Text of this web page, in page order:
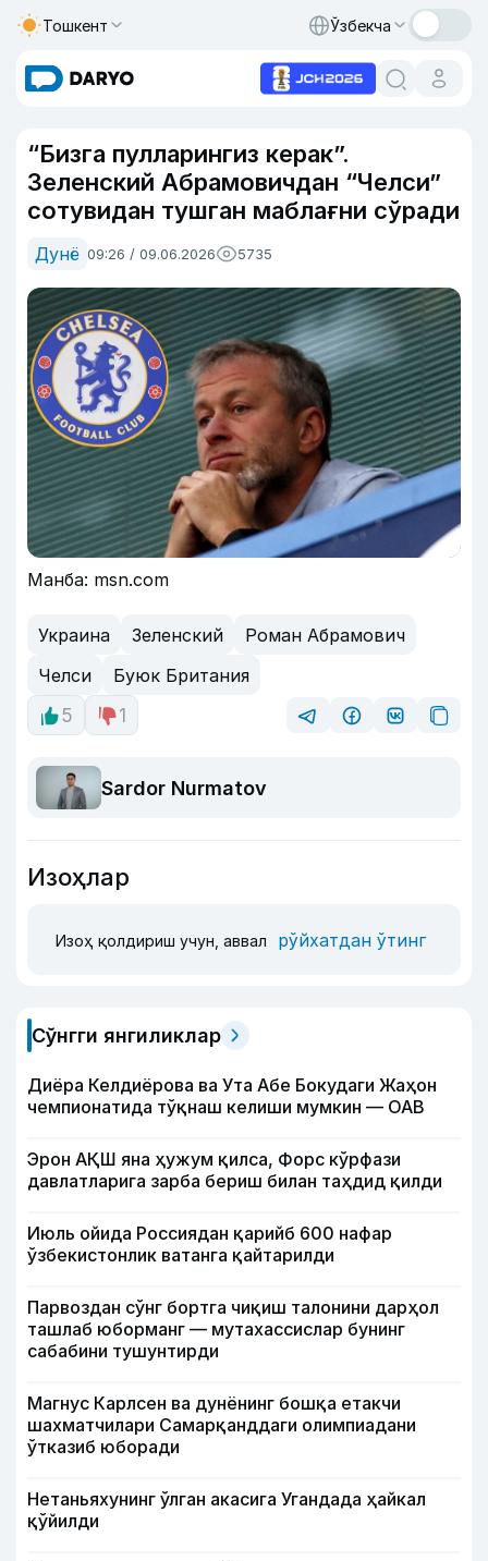
Тошкент Ўзбекча
“Бизга пулларингиз керак”.
Зеленский Абрамовичдан “Челси”
сотувидан тушган маблағни сўради
Дунё 09:26 / 09.06.2026 5735
Манба: msn.com
Украина Зеленский
Роман Абрамович
Челси
Буюк Британия
5
1
Sardor Nurmatov
Изоҳлар
Изоҳ қолдириш учун, аввал рўйхатдан ўтинг
Сўнгги янгиликлар
Диёра Келдиёрова ва Ута Абе Бокудаги Жаҳон
чемпионатида тўқнаш келиши мумкин — ОАВ
Эрон АҚШ яна ҳужум қилса, Форс кўрфази
давлатларига зарба бериш билан таҳдид қилди
Июль ойида Россиядан қарийб 600 нафар
ўзбекистонлик ватанга қайтарилди
Парвоздан сўнг бортга чиқиш талонини дарҳол
ташлаб юборманг — мутахассислар бунинг
сабабини тушунтирди
Магнус Карлсен ва дунёнинг бошқа етакчи
шахматчилари Самарқанддаги олимпиадани
ўтказиб юборади
Нетаньяхунинг ўлган акасига Угандада ҳайкал
қўйилди